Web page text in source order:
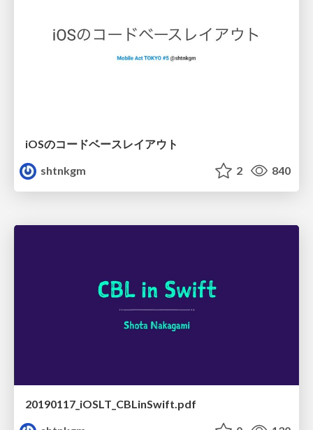
iOSのコードベースレイアウト
shtnkgm
2 840
20190117_iOSLT_CBLinSwift.pdf